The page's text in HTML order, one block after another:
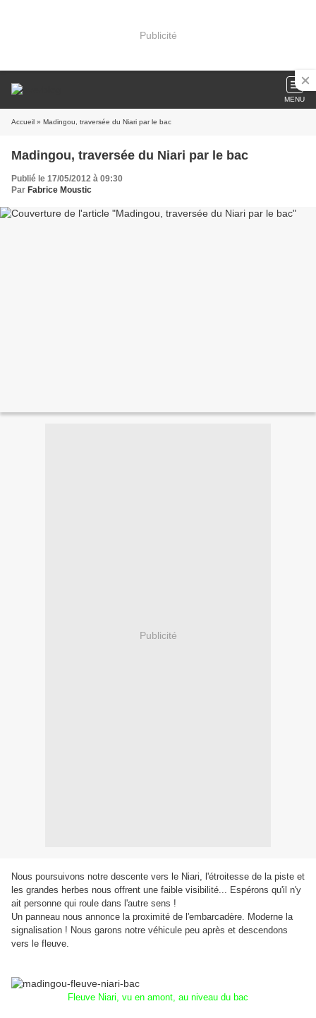
Publicité
MENU
Accueil » Madingou, traversée du Niari par le bac
Madingou, traversée du Niari par le bac
Publié le 17/05/2012 à 09:30
Par Fabrice Moustic
Publicité
Nous poursuivons notre descente vers le Niari, l'étroitesse de la piste et
les grandes herbes nous offrent une faible visibilité... Espérons qu'il n'y
ait personne qui roule dans l'autre sens !
Un panneau nous annonce la proximité de l'embarcadère. Moderne la
signalisation ! Nous garons notre véhicule peu après et descendons
vers le fleuve.
Fleuve Niari, vu en amont, au niveau du bac